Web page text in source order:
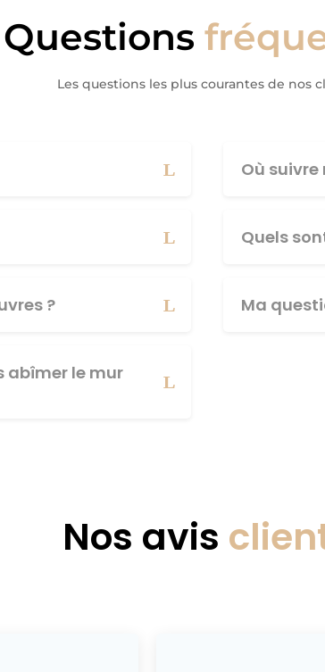
Questions
Les questions les plus courantes de nos
?
abîmer le mur
Où
Quels
Ma
Nos avis